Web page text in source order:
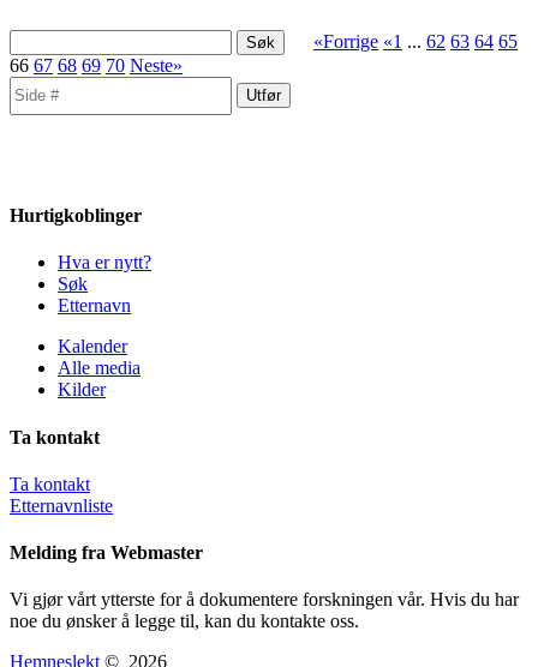
«Forrige «1 ... 62 63 64 65
66 67 68 69 70 Neste»
Hurtigkoblinger
Hva er nytt?
Søk
Etternavn
Kalender
Alle media
Kilder
Ta kontakt
Ta kontakt
Etternavnliste
Melding fra Webmaster
Vi gjør vårt ytterste for å dokumentere forskningen vår. Hvis du har
noe du ønsker å legge til, kan du kontakte oss.
Hemneslekt © 2026